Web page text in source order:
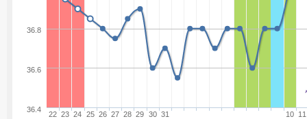
22 23 24 25 26 27 28 29 30 31
10
11
36.6
36.8
36.4